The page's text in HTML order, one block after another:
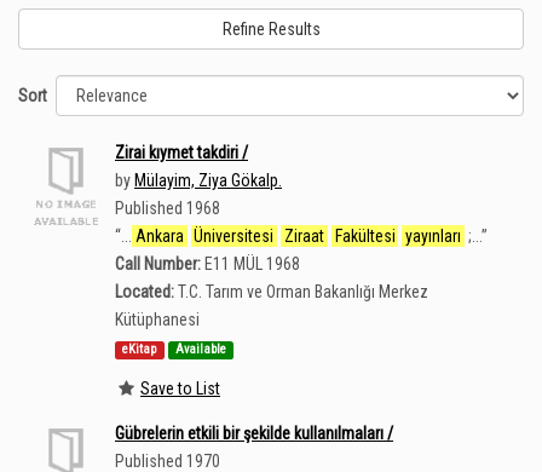
Refine Results
Sort
Zirai kıymet takdiri /
by Mülayim, Ziya Gökalp.
Published 1968
“
Ankara Üniversitesi Ziraat Fakültesi yayınları ;... ”
Call Number: E11 MÜL 1968
Located:T.C. Tarım ve Orman Bakanlığı Merkez
Kütüphanesi
eKitap Available
Save to List
Gübrelerin etkili bir şekilde kullanılmaları /
Published 1970